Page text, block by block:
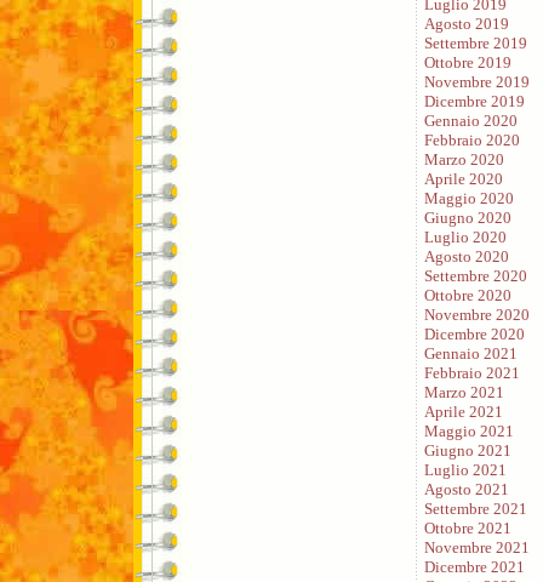
Luglio 2019
Agosto 2019
Settembre 2019
Ottobre 2019
Novembre 2019
Dicembre 2019
Gennaio 2020
Febbraio 2020
Marzo 2020
Aprile 2020
Maggio 2020
Giugno 2020
Luglio 2020
Agosto 2020
Settembre 2020
Ottobre 2020
Novembre 2020
Dicembre 2020
Gennaio 2021
Febbraio 2021
Marzo 2021
Aprile 2021
Maggio 2021
Giugno 2021
Luglio 2021
Agosto 2021
Settembre 2021
Ottobre 2021
Novembre 2021
Dicembre 2021